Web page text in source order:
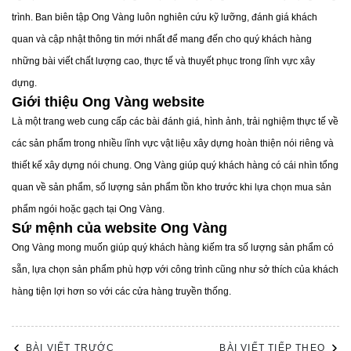
1.2 Gạch Porcelain là gì?
một tên gọi khác đó là gạch xương sứ. Có thể nói đây là
trình. Ban biên tập Ong Vàng luôn nghiên cứu kỹ lưỡng, đánh giá khách
quan và cập nhật thông tin mới nhất để mang đến cho quý khách hàng
những bài viết chất lượng cao, thực tế và thuyết phục trong lĩnh vực xây
dựng.
Giới thiệu Ong Vàng website
Là một trang web cung cấp các bài đánh giá, hình ảnh, trải nghiệm thực tế về
các sản phẩm trong nhiều lĩnh vực vật liệu xây dựng hoàn thiện nói riêng và
thiết kế xây dựng nói chung. Ong Vàng giúp quý khách hàng có cái nhìn tổng
quan về sản phẩm, số lượng sản phẩm tồn kho trước khi lựa chọn mua sản
phẩm ngói hoặc gạch tại Ong Vàng.
Sứ mệnh của website Ong Vàng
Ong Vàng mong muốn giúp quý khách hàng kiếm tra số lượng sản phẩm có
sẵn, lựa chọn sản phẩm phù hợp với công trình cũng như sở thích của khách
hàng tiện lợi hơn so với các cửa hàng truyền thống.
BÀI VIẾT TRƯỚC BÀI VIẾT TIẾP THEO